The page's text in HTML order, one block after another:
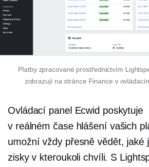
Platby zpracované prostřednictvím
zobrazují na stránce Finance v
Ovládací panel Ecwid poskytuje
v reálném časehlášení vašich
umožní vždy přesně vědět, jaké
zisky v kteroukoli chvíli. S